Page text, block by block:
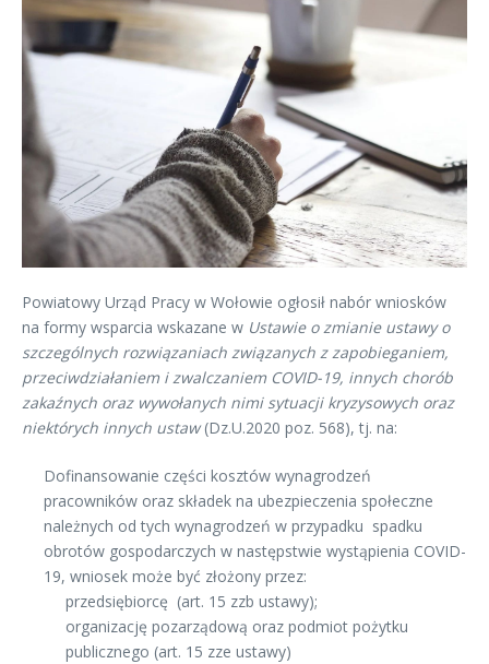
Powiatowy Urząd Pracy w Wołowie ogłosił nabór wniosków
na formy wsparcia wskazane w Ustawie o zmianie ustawy o
szczególnych rozwiązaniach związanych z zapobieganiem,
przeciwdziałaniem i zwalczaniem COVID-19, innych chorób
zakaźnych oraz wywołanych nimi sytuacji kryzysowych oraz
niektórych innych ustaw(Dz.U.2020 poz. 568), tj. na:
Dofinansowanie części kosztów wynagrodzeń
pracowników oraz składek na ubezpieczenia społeczne
należnych od tych wynagrodzeń w przypadku spadku
obrotów gospodarczych w następstwie wystąpienia COVID-
19, wniosek może być złożony przez:
przedsiębiorcę (art. 15 zzb ustawy);
organizację pozarządową oraz podmiot pożytku
publicznego (art. 15 zze ustawy)